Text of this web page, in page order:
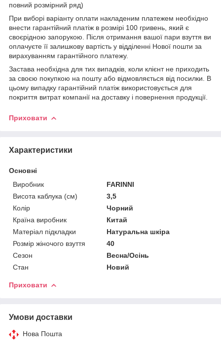
повний розмірний ряд)
При виборі варіанту оплати накладеним платежем необхідно
внести гарантійний платіж в розмірі 100 гривень, який є
своєрідною запорукою. Після отримання вашої пари взуття ви
оплачуєте її залишкову вартість у відділенні Нової пошти за
вирахуванням гарантійного платежу.
Застава необхідна для тих випадків, коли клієнт не приходить
за своєю покупкою на пошту або відмовляється від посилки. В
цьому випадку гарантійний платіж використовується для
покриття витрат компанії на доставку і повернення продукції.
Приховати
Характеристики
Основні
Виробник
FARINNI
Висота каблука (см)
3,5
Колір
Чорний
Країна виробник
Китай
Матеріал підкладки
Натуральна шкіра
Розмір жіночого взуття
40
Сезон
Весна/Осінь
Стан
Новий
Приховати
Умови доставки
Нова Пошта